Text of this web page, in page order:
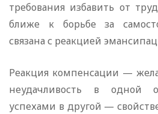
требования избавить от
ближе к борьбе за
связана с реакцией
Реакция компенсации —
неудачливость в одной
успехами в другой —